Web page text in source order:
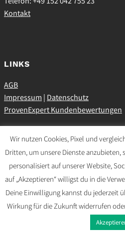
Kontakt
LINKS
AGB
Impressum | Datenschutz
ProvenExpert Kundenbewertungen
Wir nutzen Cookies, Pixel und
Dritten, um unsere Dienste
personalisiert auf unserer Website,
auf „Akzeptieren“ willigst du in die
Deine Einwilligung kannst du jederzeit
Wirkung für die Zukunft widerrufen